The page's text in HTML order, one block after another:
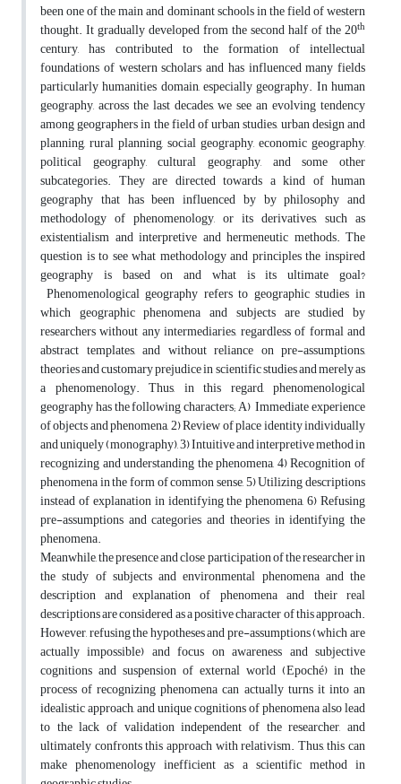
been one of the main and dominant schools in the field of western
thought. It gradually developed from the second half of the 20th
century, has contributed to the formation of intellectual
foundations of western scholars and has influenced many fields
particularly humanities domain, especially geography. In human
geography, across the last decades, we see an evolving tendency
among geographers in the field of urban studies, urban design and
planning, rural planning, social geography, economic geography,
political geography, cultural geography, and some other
subcategories. They are directed towards a kind of human
geography that has been influenced by by philosophy and
methodology of phenomenology, or its derivatives, such as
existentialism and interpretive and hermeneutic methods. The
question is to see what methodology and principles the inspired
geography is based on and what is its ultimate goal?
Phenomenological geography refers to geographic studies in
which geographic phenomena and subjects are studied by
researchers without any intermediaries, regardless of formal and
abstract templates, and without reliance on pre-assumptions,
theories and customary prejudice in scientific studies and merely as
a phenomenology. Thus, in this regard, phenomenological
geography has the following characters; A) Immediate experience
of objects and phenomena, 2) Review of place identity individually
and uniquely (monography), 3) Intuitive and interpretive method in
recognizing and understanding the phenomena, 4) Recognition of
phenomena in the form of common sense, 5) Utilizing descriptions
instead of explanation in identifying the phenomena, 6) Refusing
pre-assumptions and categories and theories in identifying the
phenomena.
Meanwhile, the presence and close participation of the researcher in
the study of subjects and environmental phenomena and the
description and explanation of phenomena and their real
descriptions are considered as a positive character of this approach.
However, refusing the hypotheses and pre-assumptions (which are
actually impossible) and focus on awareness and subjective
cognitions and suspension of external world (Epoché) in the
process of recognizing phenomena can actually turns it into an
idealistic approach, and unique cognitions of phenomena also lead
to the lack of validation independent of the researcher, and
ultimately confronts this approach with relativism. Thus, this can
make phenomenology inefficient as a scientific method in